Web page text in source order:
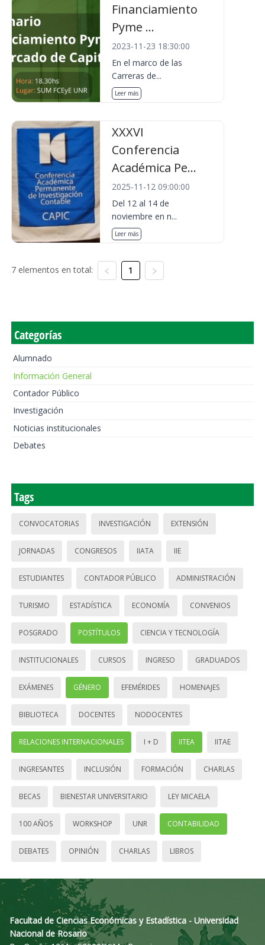
Financiamiento
Pyme ...
2023-11-23 18:30:00
En el marco de las
Carreras de...
Leer más
XXXVI
Conferencia
Académica Pe...
2025-11-12 09:00:00
Del 12 al 14 de
noviembre en n...
Leer más
7 elementos en total: 1
Categorías
Alumnado
Información General
Contador Público
Investigación
Noticias institucionales
Debates
Tags
CONVOCATORIAS INVESTIGACIÓN EXTENSIÓN
JORNADAS CONGRESOS IIATA IIE
ESTUDIANTES CONTADOR PÚBLICO ADMINISTRACIÓN
TURISMO ESTADÍSTICA ECONOMÍA CONVENIOS
POSGRADO POSTÍTULOS CIENCIA Y TECNOLOGÍA
INSTITUCIONALES CURSOS INGRESO GRADUADOS
EXÁMENES GÉNERO EFEMÉRIDES HOMENAJES
BIBLIOTECA DOCENTES NODOCENTES
RELACIONES INTERNACIONALES I + D IITEA IITAE
INGRESANTES INCLUSIÓN FORMACIÓN CHARLAS
BECAS BIENESTAR UNIVERSITARIO LEY MICAELA
100 AÑOS WORKSHOP UNR CONTABILIDAD
DEBATES OPINIÓN CHARLAS LIBROS
Facultad de Ciencias Económicas y Estadística - Universidad
Nacional de Rosario